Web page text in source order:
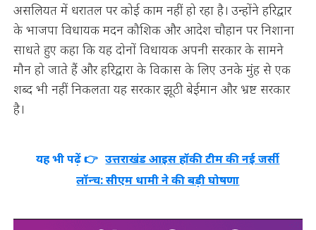
असलियत में धरातल पर कोई काम नहीं हो रहा है। उन्होंने हरिद्वार
के भाजपा विधायक मदन कौशिक और आदेश चौहान पर निशाना
साधते हुए कहा कि यह दोनों विधायक अपनी सरकार के सामने
मौन हो जाते हैं और हरिद्वारा के विकास के लिए उनके मुंह से एक
शब्द भी नहीं निकलता यह सरकार झूठी बेईमान और भ्रष्ट सरकार
है।
यह भी पढ़ें 👉 उत्तराखंड आइस हॉकी टीम की नई जर्सी
लॉन्च: सीएम धामी ने की बड़ी घोषणा